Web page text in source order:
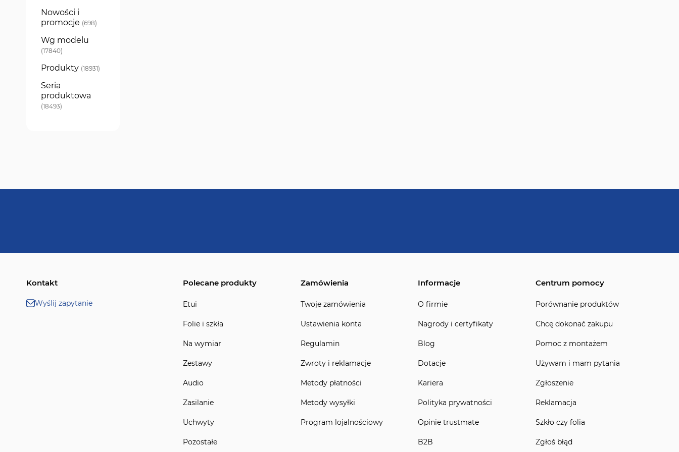
Nowości i
promocje 698
produkty
Wg modelu
17840
produkty
Produkty 18931
produkty
Seria
produktowa
18493
produkty
Kontakt
Wyślij zapytanie
Polecane produkty
Etui
Folie i szkła
Na wymiar
Zestawy
Audio
Zasilanie
Uchwyty
Pozostałe
Zamówienia
Twoje zamówienia
Ustawienia konta
Regulamin
Zwroty i reklamacje
Metody płatności
Metody wysyłki
Program lojalnościowy
Informacje
O firmie
Nagrody i certyfikaty
Blog
Dotacje
Kariera
Polityka prywatności
Opinie trustmate
B2B
Centrum pomocy
Porównanie produktów
Chcę dokonać zakupu
Pomoc z montażem
Używam i mam pytania
Zgłoszenie
Reklamacja
Szkło czy folia
Zgłoś błąd